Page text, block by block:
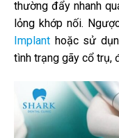
thường đẩy nhanh
lỏng khớp nối.
Implant hoặc sử
tình trạng gãy cổ trụ,